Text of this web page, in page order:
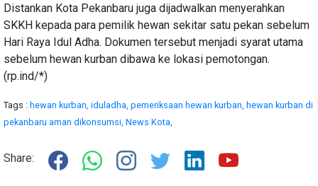
Distankan Kota Pekanbaru juga dijadwalkan menyerahkan
SKKH kepada para pemilik hewan sekitar satu pekan sebelum
Hari Raya Idul Adha. Dokumen tersebut menjadi syarat utama
sebelum hewan kurban dibawa ke lokasi pemotongan.
(rp.ind/*)
Tags : hewan kurban, iduladha, pemeriksaan hewan kurban, hewan kurban di
pekanbaru aman dikonsumsi, News Kota,
Share: